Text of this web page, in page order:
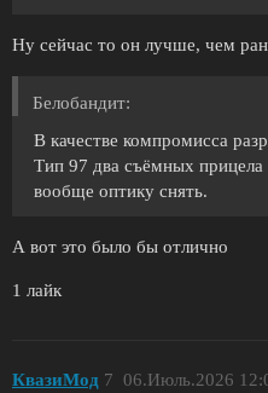
Ну сейчас то он лучше, чем
Белобандит:
В качестве компромисса
Тип 97 два съёмных
вообще оптику снять.
А вот это было бы отлично
1 лайк
КвазиМод 06.Июль.2026
7